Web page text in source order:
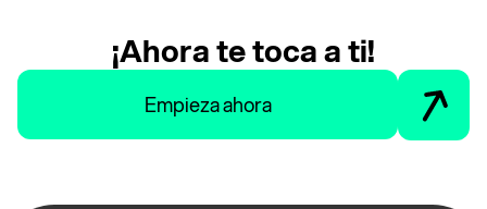
¡Ahora te toca a ti!
Empieza ahora